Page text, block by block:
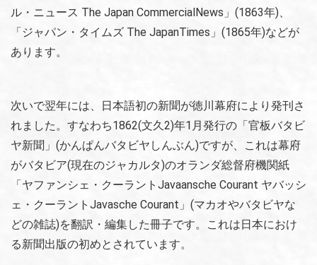
ル・ニュース The Japan CommercialNews」(1863年)、
「ジャパン・タイムズ The JapanTimes」(1865年)などが
あります。
次いで翌年には、日本語初の新聞が徳川幕府により発刊さ
れました。すなわち1862(文久2)年1月発行の「官板バタビ
ヤ新聞」(かんぱんバタビヤしんぶん)ですが、これは幕府
がバタビア(現在のジャカルタ)のオランダ総督府機関紙
「ヤファンシェ・クーラントJavaansche Courant ヤバッシ
ェ・クーラントJavasche Courant」(マカオやバタビヤな
どの雑誌)を翻訳・編集した冊子です。これは日本におけ
る新聞出版の初めとされています。